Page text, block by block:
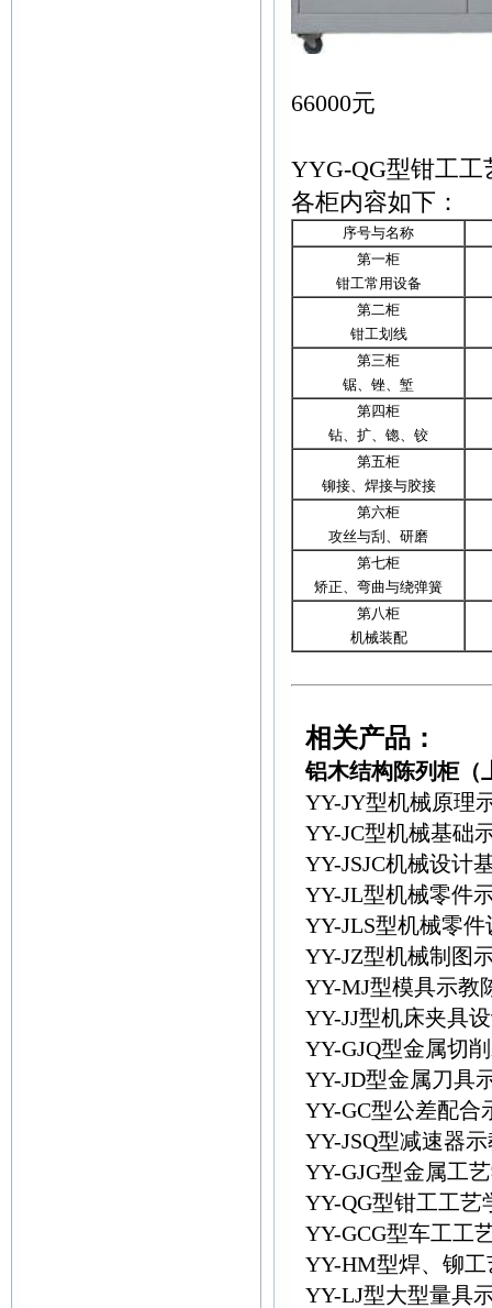
66000元
YYG-QG型钳工工
各柜内容如下：
序号与名称
第一柜
钳工常用设备
第二柜
钳工划线
第三柜
锯、锉、堑
第四柜
钻、扩、锪、铰
第五柜
铆接、焊接与胶接
第六柜
攻丝与刮、研磨
第七柜
矫正、弯曲与绕弹簧
第八柜
机械装配
相关产品：
铝木结构陈列柜（
YY-JY型机械原理
YY-JC型机械基础
YY-JSJC机械设计
YY-JL型机械零件
YY-JLS型机械零
YY-JZ型机械制图
YY-MJ型模具示教
YY-JJ型机床夹具
YY-GJQ型金属切
YY-JD型金属刀具
YY-GC型公差配合
YY-JSQ型减速器
YY-GJG型金属工
YY-QG型钳工工艺
YY-GCG型车工工
YY-HM型焊、铆
YY-LJ型大型量具